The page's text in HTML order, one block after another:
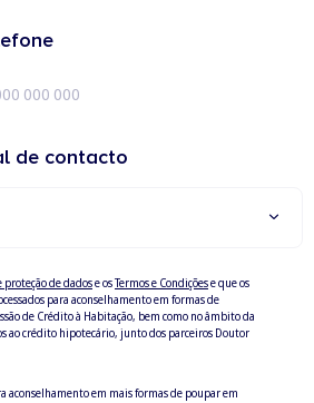
de contacto
proteção de dadose osTermos e Condiçõese que os
para aconselhamento em formas de
ao crédito hipotecário, junto dos parceiros Doutor
aconselhamento em mais formas de poupar em